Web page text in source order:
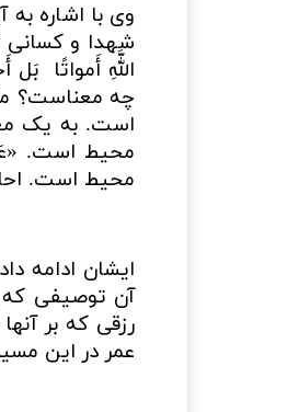
وی با اشاره
شهدا و کسانی
اللَّهِ أَمواتًا
بَل
چه معناست؟
است. به یک
محیط است.
محیط است.
ایشان ادامه
آن توصیفی
رزقی که بر
عمر در این